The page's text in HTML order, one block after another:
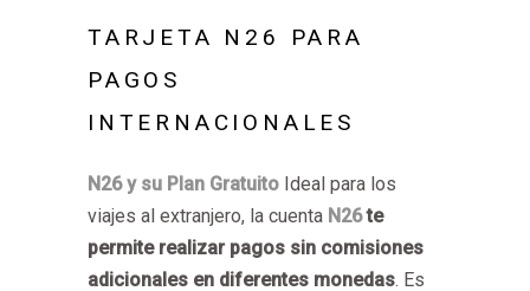
TARJETA N26 PARA
PAGOS
INTERNACIONALES
N26 y su Plan Gratuito Ideal para los
viajes al extranjero, la cuenta N26te
permite realizar pagos sin comisiones
adicionales en diferentes monedas. Es